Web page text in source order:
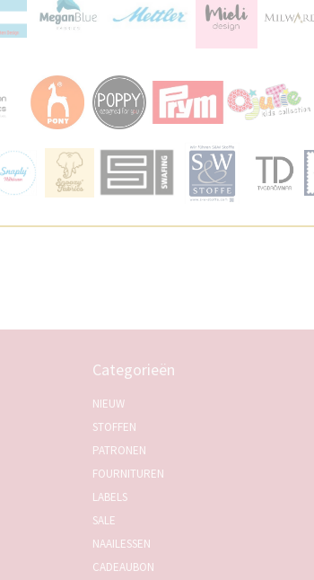
Categorieën
NIEUW
STOFFEN
PATRONEN
FOURNITUREN
LABELS
SALE
NAAILESSEN
CADEAUBON